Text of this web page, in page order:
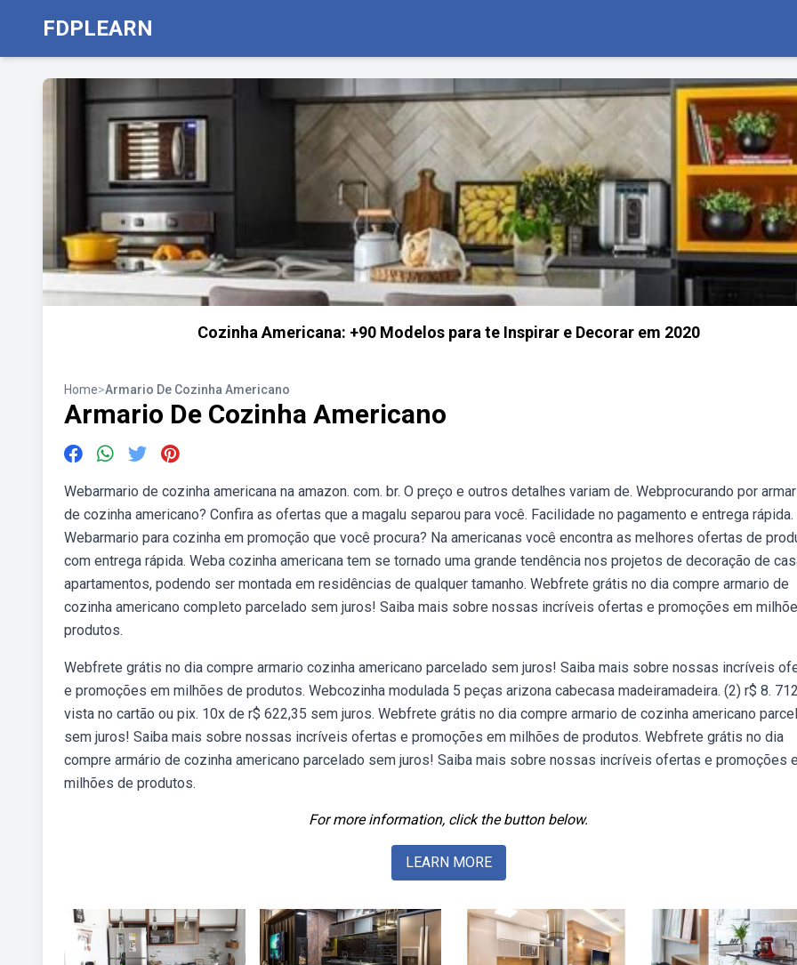
FDPLEARN
Cozinha Americana: +90 Modelos para te Inspirar e Decorar em 2020
Home>Armario De Cozinha Americano
Armario De Cozinha Americano
Webarmario de cozinha americana na amazon. com. br. O preço e outros detalhes variam de. Webprocurando por
de cozinha americano? Confira as ofertas que a magalu separou para você. Facilidade no pagamento e entrega rápida.
Webarmario para cozinha em promoção que você procura? Na americanas você encontra as melhores ofertas de
com entrega rápida. Weba cozinha americana tem se tornado uma grande tendência nos projetos de decoração de
apartamentos, podendo ser montada em residências de qualquer tamanho. Webfrete grátis no dia compre armario de
cozinha americano completo parcelado sem juros! Saiba mais sobre nossas incríveis ofertas e promoções em
produtos.
Webfrete grátis no dia compre armario cozinha americano parcelado sem juros! Saiba mais sobre nossas incríveis
e promoções em milhões de produtos. Webcozinha modulada 5 peças arizona cabecasa madeiramadeira. (2) r$ 8.
vista no cartão ou pix. 10x de r$ 622,35 sem juros. Webfrete grátis no dia compre armario de cozinha americano
sem juros! Saiba mais sobre nossas incríveis ofertas e promoções em milhões de produtos. Webfrete grátis no dia
compre armário de cozinha americano parcelado sem juros! Saiba mais sobre nossas incríveis ofertas e promoções
milhões de produtos.
For more information, click the button below.
LEARN MORE